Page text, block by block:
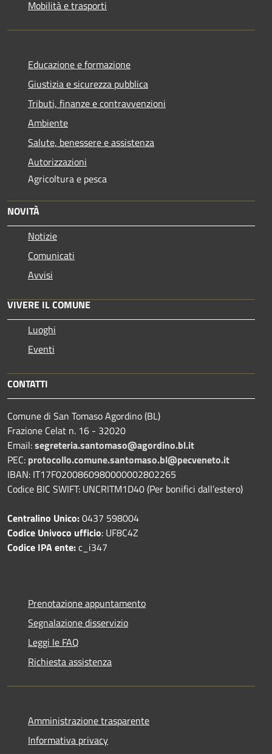
Mobilità e trasporti
Educazione e formazione
Giustizia e sicurezza pubblica
Tributi, finanze e contravvenzioni
Ambiente
Salute, benessere e assistenza
Autorizzazioni
Agricoltura e pesca
NOVITÀ
Notizie
Comunicati
Avvisi
VIVERE IL COMUNE
Luoghi
Eventi
CONTATTI
Comune di San Tomaso Agordino (BL)
Frazione Celat n. 16 - 32020
Email:segreteria.santomaso@agordino.bl.it
PEC: protocollo.comune.santomaso.bl@pecveneto.it
IBAN: IT17F0200860980000002802265
Codice BIC SWIFT: UNCRITM1D40 (Per bonifici dall’estero)
Centralino Unico:0437 598004
Codice Univoco ufficio: UF8C4Z
Codice IPA ente:c_i347
Prenotazione appuntamento
Segnalazione disservizio
Leggi le FAQ
Richiesta assistenza
Amministrazione trasparente
Informativa privacy